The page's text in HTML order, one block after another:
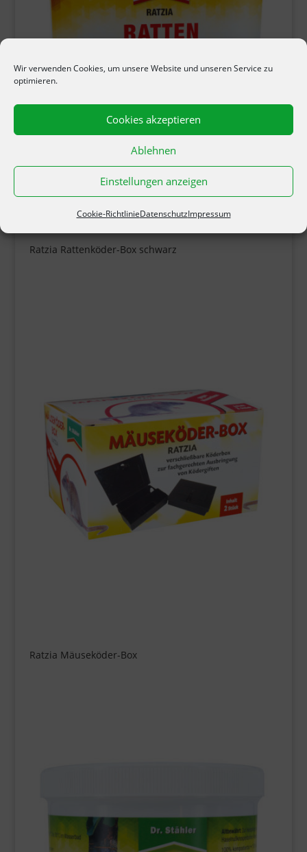
Wir verwenden Cookies, um unsere Website und unseren Service zu
optimieren.
Cookies akzeptieren
Ablehnen
Einstellungen anzeigen
Cookie-RichtlinieDatenschutzImpressum
Ratzia Rattenköder-Box schwarz
Ratzia Mäuseköder-Box